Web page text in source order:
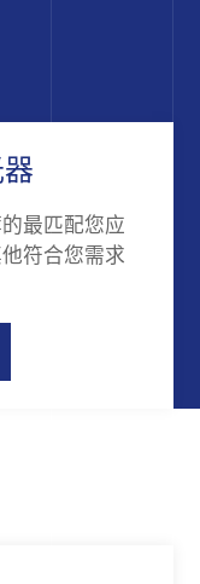
最匹配您应
符合您需求